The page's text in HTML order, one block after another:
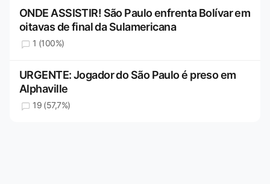
ONDE ASSISTIR! São Paulo enfrenta Bolívar em
oitavas de final da Sulamericana
1 (100%)
URGENTE: Jogador do São Paulo é preso em
Alphaville
19 (57,7%)